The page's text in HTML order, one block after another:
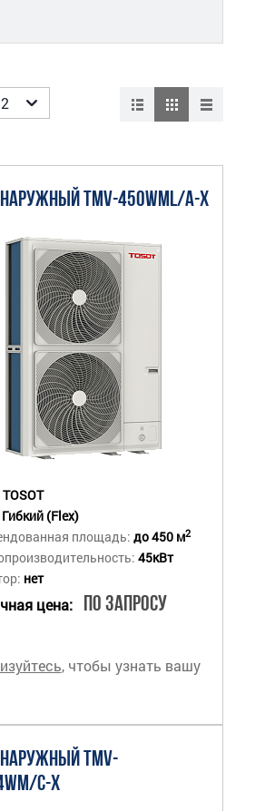
TMV-450WML/A-X
TOSOT
Гибкий (Flex)
площадь: до 450 м2
45кВт
нет
цена: По запросу
, чтобы узнать вашу
TMV-
C-X